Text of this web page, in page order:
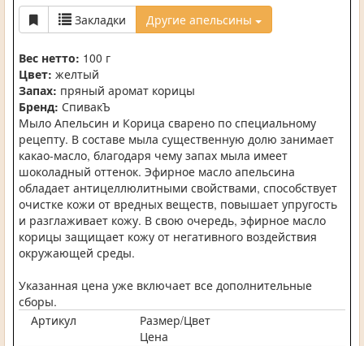
Закладки Другие апельсины
Вес нетто: 100 г
Цвет: желтый
Запах: пряный аромат корицы
Бренд: СпивакЪ
Мыло Апельсин и Корица сварено по специальному
рецепту. В составе мыла существенную долю занимает
какао-масло, благодаря чему запах мыла имеет
шоколадный оттенок. Эфирное масло апельсина
обладает антицеллюлитными свойствами, способствует
очистке кожи от вредных веществ, повышает упругость
и разглаживает кожу. В свою очередь, эфирное масло
корицы защищает кожу от негативного воздействия
окружающей среды.
Указанная цена уже включает все дополнительные
сборы.
Артикул
Размер/Цвет
Цена